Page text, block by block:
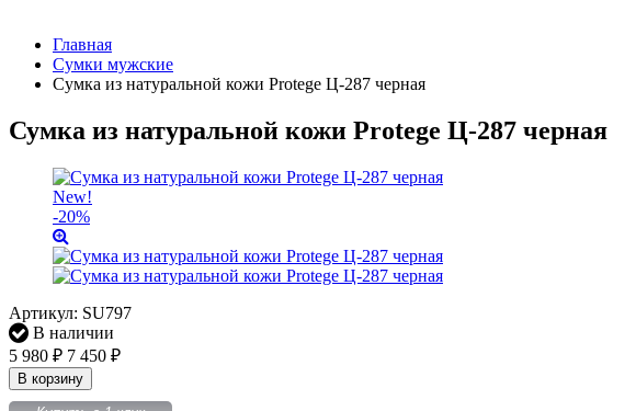
Главная
Сумки мужские
Сумка из натуральной кожи Protege Ц-287 черная
Сумка из натуральной кожи Protege Ц-287 черная
New!
-20%
Артикул: SU797
В наличии
5 980 ₽ 7 450 ₽
В корзину